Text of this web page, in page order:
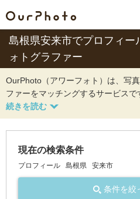
島根県安来市でプロフィー
ォトグラファー
OurPhoto（アワーフォト）は、写
ファーをマッチングするサービスで
現在の検索条件
プロフィール 島根県 安来市
条件を絞